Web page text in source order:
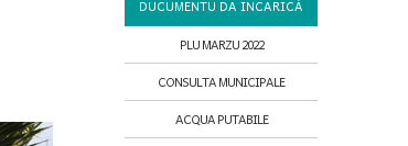
DUCUMENTU DA INCARICÀ
PLU MARZU 2022
CONSULTA MUNICIPALE
ACQUA PUTABILE